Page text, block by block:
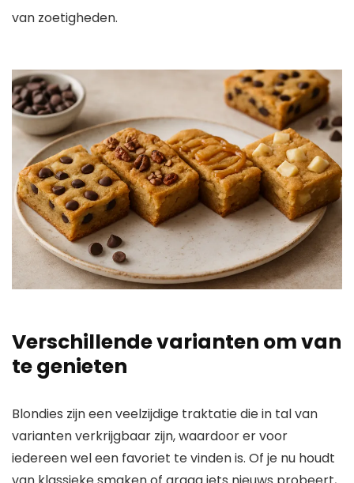
van zoetigheden.
Verschillende varianten om van
te genieten
Blondies zijn een veelzijdige traktatie die in tal van
varianten verkrijgbaar zijn, waardoor er voor
iedereen wel een favoriet te vinden is. Of je nu houdt